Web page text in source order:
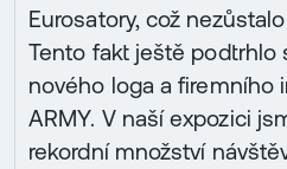
Eurosatory, což
Tento fakt ještě podtrhlo
nového loga a firemního
ARMY. V naší expozici
rekordní množství